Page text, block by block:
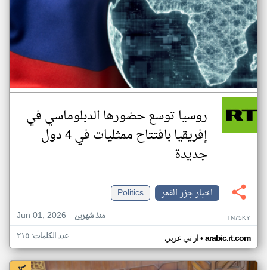
روسيا توسع حضورها الدبلوماسي في
إفريقيا بافتتاح ممثليات في 4 دول
جديدة
اخبار جزر القمر
Politics
Jun 01, 2026
منذ شهرين TN75KY
ار تي عربي• arabic.rt.com عدد الكلمات: ٢١٥